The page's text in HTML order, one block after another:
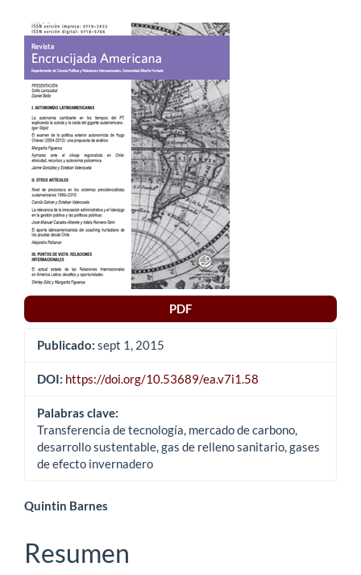
Barra
lateral
del
artículo
PDF
Publicado: sept 1, 2015
DOI: https://doi.org/10.53689/ea.v7i1.58
Palabras clave:
Transferencia de tecnología, mercado de carbono,
desarrollo sustentable, gas de relleno sanitario, gases
de efecto invernadero
Contenido
principal
del
Quintin Barnes
Resumen